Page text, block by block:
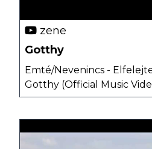
zene
Gotthy
Emté/Nevenincs -
Gotthy (Official Music